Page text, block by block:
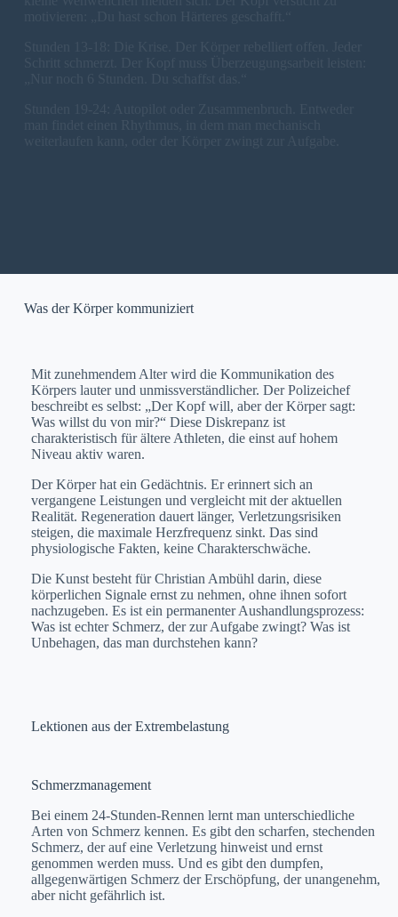
Was der Körper kommuniziert
Mit zunehmendem Alter wird die Kommunikation des
Körpers lauter und unmissverständlicher. Der Polizeichef
beschreibt es selbst: „Der Kopf will, aber der Körper sagt:
Was willst du von mir?“ Diese Diskrepanz ist
charakteristisch für ältere Athleten, die einst auf hohem
Niveau aktiv waren.
Der Körper hat ein Gedächtnis. Er erinnert sich an
vergangene Leistungen und vergleicht mit der aktuellen
Realität. Regeneration dauert länger, Verletzungsrisiken
steigen, die maximale Herzfrequenz sinkt. Das sind
physiologische Fakten, keine Charakterschwäche.
Die Kunst besteht für Christian Ambühl darin, diese
körperlichen Signale ernst zu nehmen, ohne ihnen sofort
nachzugeben. Es ist ein permanenter Aushandlungsprozess:
Was ist echter Schmerz, der zur Aufgabe zwingt? Was ist
Unbehagen, das man durchstehen kann?
Lektionen aus der Extrembelastung
Schmerzmanagement
Bei einem 24-Stunden-Rennen lernt man unterschiedliche
Arten von Schmerz kennen. Es gibt den scharfen, stechenden
Schmerz, der auf eine Verletzung hinweist und ernst
genommen werden muss. Und es gibt den dumpfen,
allgegenwärtigen Schmerz der Erschöpfung, der unangenehm,
aber nicht gefährlich ist.